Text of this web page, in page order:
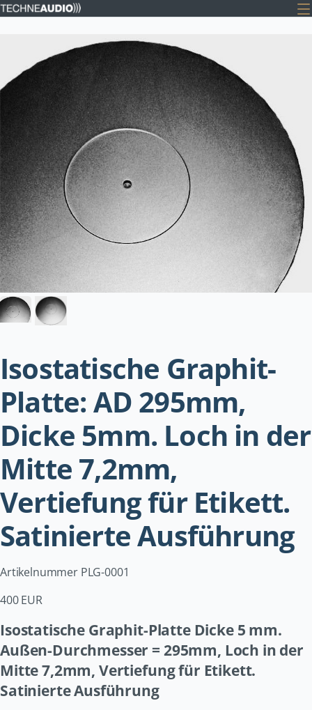
Isostatische Graphit-
Platte: AD 295mm,
Dicke 5mm. Loch in der
Mitte 7,2mm,
Vertiefung für Etikett.
Satinierte Ausführung
Artikelnummer PLG-0001
400 EUR
Isostatische Graphit-Platte Dicke 5 mm.
Außen-Durchmesser = 295mm, Loch in der
Mitte 7,2mm, Vertiefung für Etikett.
Satinierte Ausführung